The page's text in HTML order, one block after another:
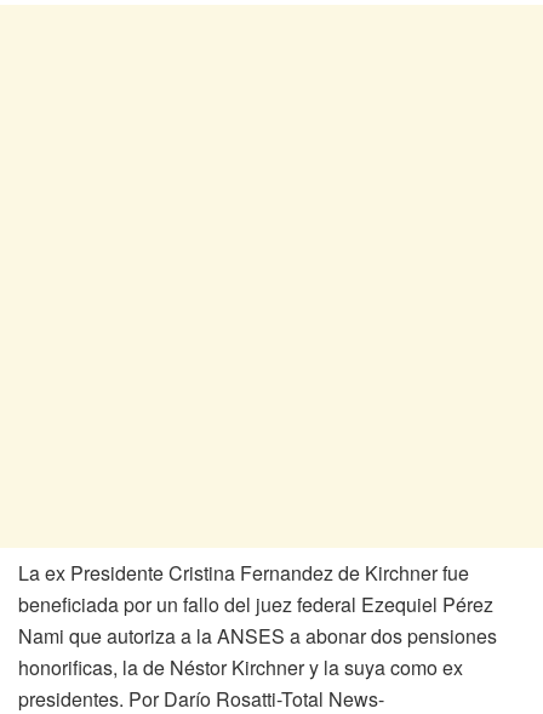
La ex Presidente Cristina Fernandez de Kirchner fue
beneficiada por un fallo del juez federal Ezequiel Pérez
Nami que autoriza a la ANSES a abonar dos pensiones
honorificas, la de Néstor Kirchner y la suya como ex
presidentes. Por Darío Rosatti-Total News-